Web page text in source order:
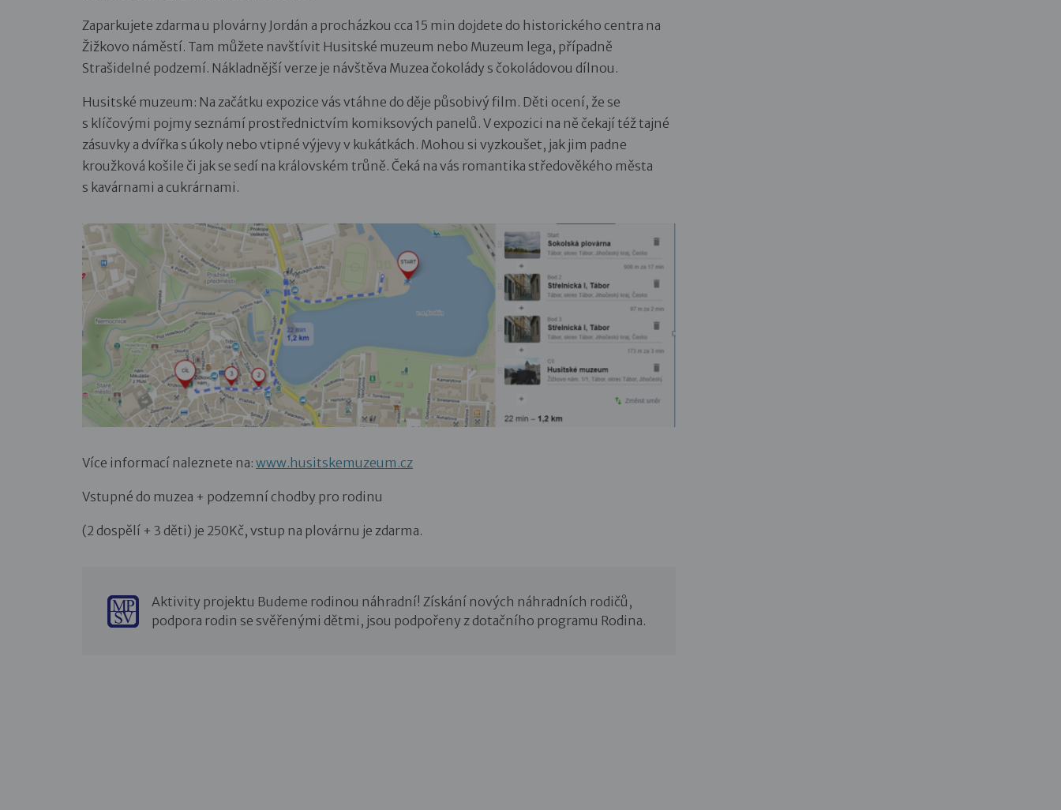
Zaparkujete zdarma u plovárny Jordán a procházkou cca 15 min dojdete do historického centra na
Žižkovo náměstí. Tam můžete navštívit Husitské muzeum nebo Muzeum lega, případně
Strašidelné podzemí. Nákladnější verze je návštěva Muzea čokolády s čokoládovou dílnou.
Husitské muzeum: Na začátku expozice vás vtáhne do děje působivý film. Děti ocení, že se
s klíčovými pojmy seznámí prostřednictvím komiksových panelů. V expozici na ně čekají též tajné
zásuvky a dvířka s úkoly nebo vtipné výjevy v kukátkách. Mohou si vyzkoušet, jak jim padne
kroužková košile či jak se sedí na královském trůně. Čeká na vás romantika středověkého města
s kavárnami a cukrárnami.
Více informací naleznete na: www.husitskemuzeum.cz
Vstupné do muzea + podzemní chodby pro rodinu
(2 dospělí + 3 děti) je 250Kč, vstup na plovárnu je zdarma.
Aktivity projektu Budeme rodinou náhradní! Získání nových náhradních rodičů,
podpora rodin se svěřenými dětmi, jsou podpořeny z dotačního programu Rodina.